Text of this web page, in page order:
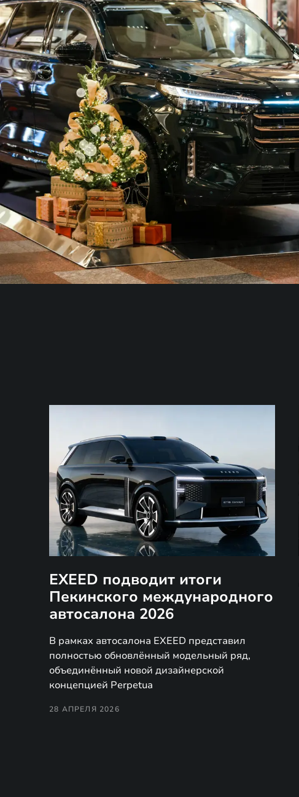
EXEED подводит итоги
Пекинского международного
автосалона 2026
В рамках автосалона EXEED представил
полностью обновлённый модельный ряд,
объединённый новой дизайнерской
концепцией Perpetua
28 АПРЕЛЯ 2026